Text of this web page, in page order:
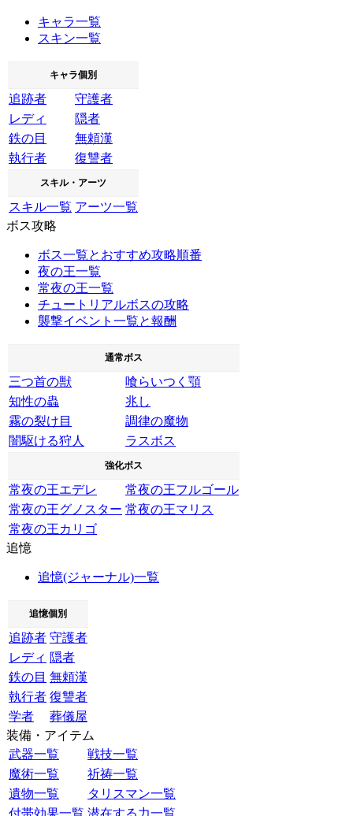
キャラ一覧
スキン一覧
キャラ個別
追跡者
守護者
レディ
隠者
鉄の目
無頼漢
執行者
復讐者
スキル・アーツ
スキル一覧 アーツ一覧
ボス攻略
ボス一覧とおすすめ攻略順番
夜の王一覧
常夜の王一覧
チュートリアルボスの攻略
襲撃イベント一覧と報酬
通常ボス
三つ首の獣
喰らいつく顎
知性の蟲
兆し
霧の裂け目
調律の魔物
闇駆ける狩人
ラスボス
強化ボス
常夜の王エデレ
常夜の王フルゴール
常夜の王グノスター 常夜の王マリス
常夜の王カリゴ
追憶
追憶(ジャーナル)一覧
追憶個別
追跡者 守護者
レディ 隠者
鉄の目 無頼漢
執行者 復讐者
学者
葬儀屋
装備・アイテム
武器一覧
戦技一覧
魔術一覧
祈祷一覧
遺物一覧
タリスマン一覧
付帯効果一覧 潜在する力一覧